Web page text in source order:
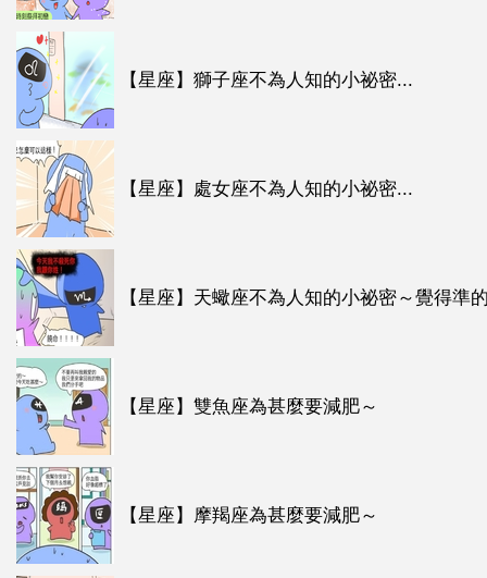
【星座】獅子座不為人知的小祕密...
【星座】處女座不為人知的小祕密...
【星座】天蠍座不為人知的小祕密～覺得準
【星座】雙魚座為甚麼要減肥～
【星座】摩羯座為甚麼要減肥～